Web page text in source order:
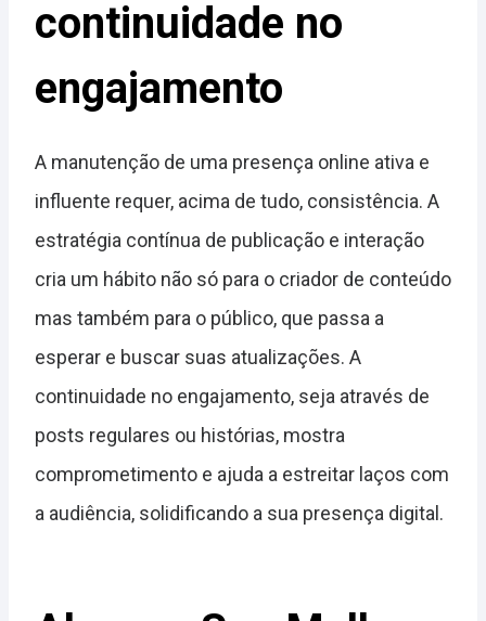
continuidade no
engajamento
A manutenção de uma presença online ativa e
influente requer, acima de tudo, consistência. A
estratégia contínua de publicação e interação
cria um hábito não só para o criador de conteúdo
mas também para o público, que passa a
esperar e buscar suas atualizações. A
continuidade no engajamento, seja através de
posts regulares ou histórias, mostra
comprometimento e ajuda a estreitar laços com
a audiência, solidificando a sua presença digital.